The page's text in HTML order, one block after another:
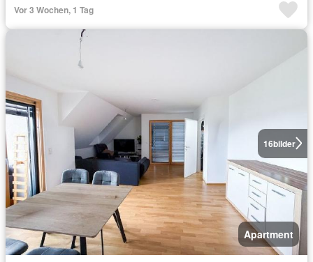
Vor 3 Wochen, 1 Tag
16bilder
Apartment